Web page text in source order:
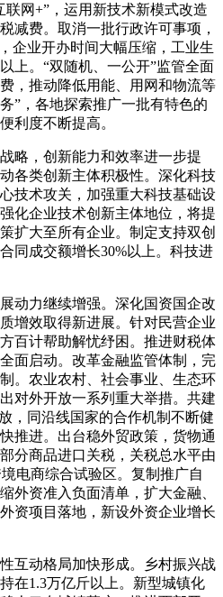
联网+”，运用新技术新模式改造
减费。取消一批行政许可事项，
企业开办时间大幅压缩，工业生
上。“双随机、一公开”监管全面
，推动降低用能、用网和物流等
”，各地探索推广一批有特色的
利度不断提高。
略，创新能力和效率进一步提
各类创新主体积极性。深化科技
技术攻关，加强重大科技基础设
化企业技术创新主体地位，将提
扩大至所有企业。制定支持双创
同成交额增长30%以上。科技进
动力继续增强。深化国资国企改
增效取得新进展。针对民营企业
百计帮助解忧纾困。推进财税体
面启动。改革金融监管体制，完
。农业农村、社会事业、生态环
对外开放一系列重大举措。共建
，同沿线国家的合作机制不断健
推进。出台稳外贸政策，货物通
分商品进口关税，关税总水平由
电商综合试验区。复制推广自
外资准入负面清单，扩大金融、
资项目落地，新设外资企业增长
互动格局加快形成。乡村振兴战
在1.3万亿斤以上。新型城镇化